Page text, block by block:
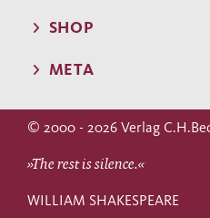
SHOP
META
© 2000 - 2026 Verlag
»The rest is silence.«
WILLIAM SHAKESPEARE